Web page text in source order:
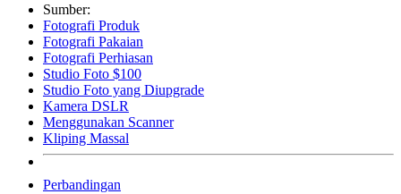
Sumber:
Fotografi Produk
Fotografi Pakaian
Fotografi Perhiasan
Studio Foto $100
Studio Foto yang Diupgrade
Kamera DSLR
Menggunakan Scanner
Kliping Massal
Perbandingan